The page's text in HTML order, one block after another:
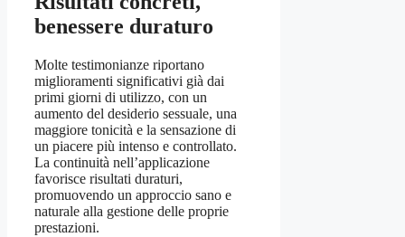
benessere duraturo
Molte testimonianze riportano
miglioramenti significativi già dai
primi giorni di utilizzo, con un
aumento del desiderio sessuale, una
maggiore tonicità e la sensazione di
un piacere più intenso e controllato.
La continuità nell’applicazione
favorisce risultati duraturi,
promuovendo un approccio sano e
naturale alla gestione delle proprie
prestazioni.